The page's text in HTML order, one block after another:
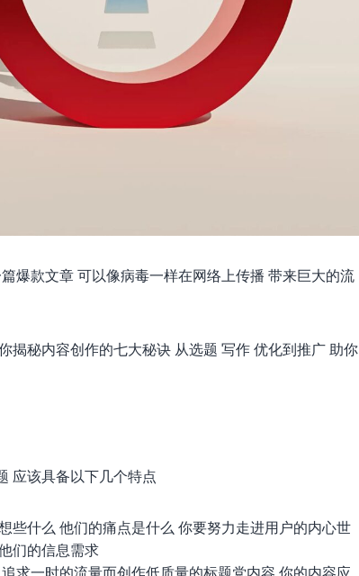
爆款文章 可以像病毒一样在网络上传播 带来巨大的流
揭秘内容创作的七大秘诀 从选题 写作 优化到推广 助你
应该具备以下几个特点
些什么 他们的痛点是什么 你要努力走进用户的内心世
们的信息需求
求一时的流量而创作低质量的标题党内容 你的内容应